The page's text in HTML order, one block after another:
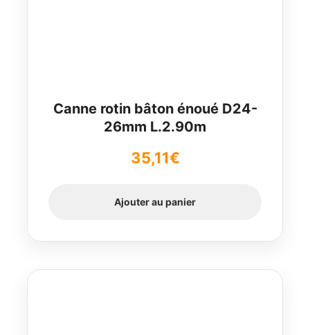
Canne rotin bâton énoué D24-
26mm L.2.90m
35,11€
Ajouter au panier